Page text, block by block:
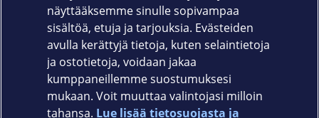
24 kk
näyttääksemme sinulle sopivampaa
sisältöä, etuja ja tarjouksia. Evästeiden
avulla kerättyjä tietoja, kuten selaintietoja
ja ostotietoja, voidaan jakaa
kumppaneillemme suostumuksesi
mukaan. Voit muuttaa valintojasi milloin
tahansa. Lue lisää tietosuojasta ja